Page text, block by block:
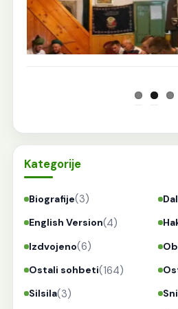
Kategorije
Biografije(3)
English Version(4)
Izdvojeno(6)
Ostali sohbeti(164)
Silsila(3)